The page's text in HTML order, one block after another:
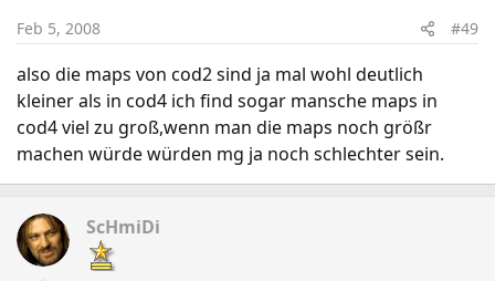
Feb 5, 2008 #49
also die maps von cod2 sind ja mal wohl deutlich
kleiner als in cod4 ich find sogar mansche maps in
cod4 viel zu groß,wenn man die maps noch größr
machen würde würden mg ja noch schlechter sein.
ScHmiDi